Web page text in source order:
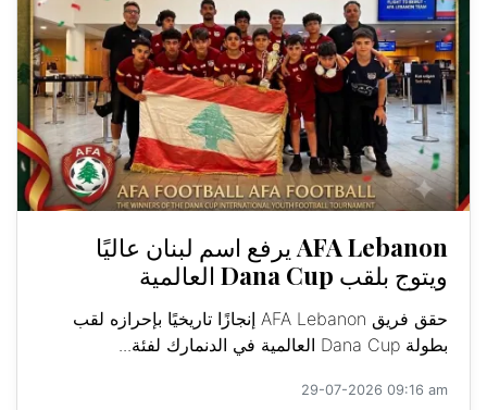
AFA Lebanon يرفع اسم لبنان عاليًا
ويتوج بلقب Dana Cup العالمية
حقق فريق AFA Lebanon إنجازًا تاريخيًا بإحرازه لقب
بطولة Dana Cup العالمية في الدنمارك لفئة...
29-07-2026 09:16 am